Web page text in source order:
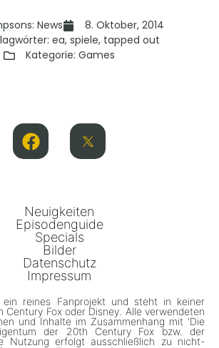
News
8. Oktober, 2014
ea, spiele, tapped out
Kategorie: Games
Neuigkeiten
Episodenguide
Specials
Bilder
Datenschutz
Impressum
ein reines Fanprojekt und steht in keiner
Century Fox oder Disney. Alle verwendeten
und Inhalte im Zusammenhang mit 'Die
der 20th Century Fox bzw. der
Nutzung erfolgt ausschließlich zu nicht-